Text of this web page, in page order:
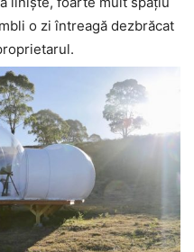
o zi întreagă dezbrăcat